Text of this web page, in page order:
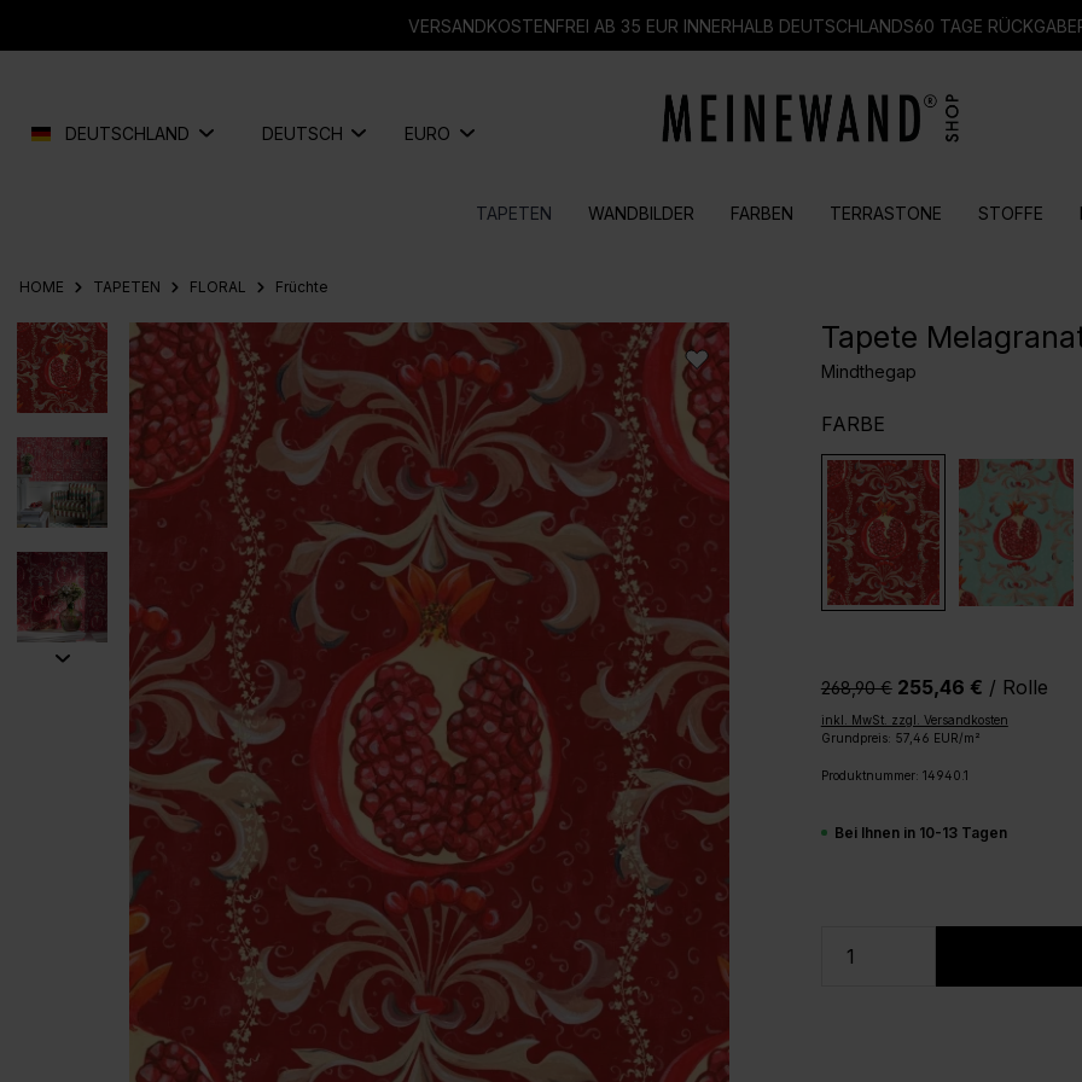
VERSANDKOSTENFREI AB 35 EUR INNERHALB DEUTSCHLANDS60 TAGE
DEUTSCHLAND DEUTSCH EURO
TAPETEN WANDBILDER FARBEN TERRASTONE STOFFE
HOME TAPETEN FLORAL Früchte
Bildergalerie überspringen Tapete
Mindthegap
FARBEAUSWÄHLEN
268,90 €‎ 255,46 € / Rolle
inkl. MwSt. zzgl. Versandkosten
Grundpreis: 57,46 EUR/m²
Produktnummer: 14940.1
Bei Ihnen in 10-13 Tagen
Produkt Anzahl: